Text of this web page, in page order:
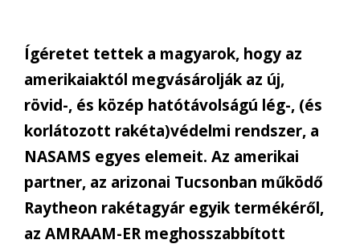
Ígéretet tettek a magyarok, hogy az
amerikaiaktól megvásárolják az új,
rövid-, és közép hatótávolságú lég-, (és
korlátozott rakéta)védelmi rendszer, a
NASAMS egyes elemeit. Az amerikai
partner, az arizonai Tucsonban működő
Raytheon rakétagyár egyik termékéről,
az AMRAAM-ER meghosszabbított